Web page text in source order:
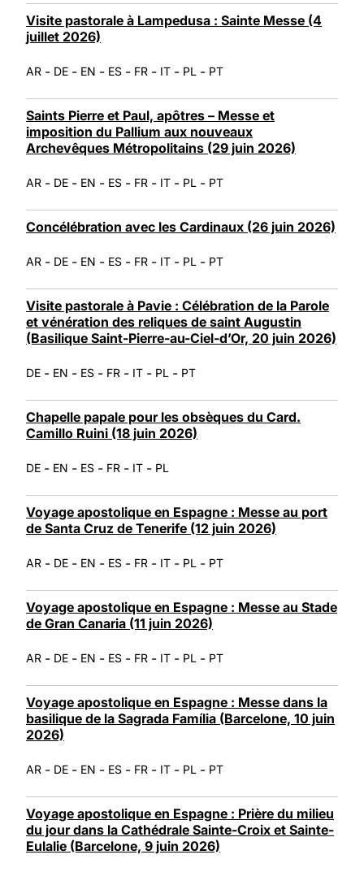
Visite pastorale à Lampedusa : Sainte Messe (4
juillet 2026)
AR - DE - EN - ES - FR - IT - PL - PT
Saints Pierre et Paul, apôtres – Messe et
imposition du Pallium aux nouveaux
Archevêques Métropolitains (29 juin 2026)
AR - DE - EN - ES - FR - IT - PL - PT
Concélébration avec les Cardinaux (26 juin 2026)
AR - DE - EN - ES - FR - IT - PL - PT
Visite pastorale à Pavie : Célébration de la Parole
et vénération des reliques de saint Augustin
(Basilique Saint-Pierre-au-Ciel-d’Or, 20 juin 2026)
DE - EN - ES - FR - IT - PL - PT
Chapelle papale pour les obsèques du Card.
Camillo Ruini (18 juin 2026)
DE - EN - ES - FR - IT - PL
Voyage apostolique en Espagne : Messe au port
de Santa Cruz de Tenerife (12 juin 2026)
AR - DE - EN - ES - FR - IT - PL - PT
Voyage apostolique en Espagne : Messe au Stade
de Gran Canaria (11 juin 2026)
AR - DE - EN - ES - FR - IT - PL - PT
Voyage apostolique en Espagne : Messe dans la
basilique de la Sagrada Família (Barcelone, 10 juin
2026)
AR - DE - EN - ES - FR - IT - PL - PT
Voyage apostolique en Espagne : Prière du milieu
du jour dans la Cathédrale Sainte-Croix et Sainte-
Eulalie (Barcelone, 9 juin 2026)